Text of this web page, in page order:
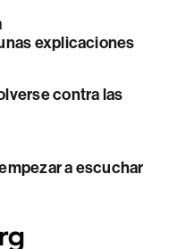
explicaciones
contra las
a escuchar